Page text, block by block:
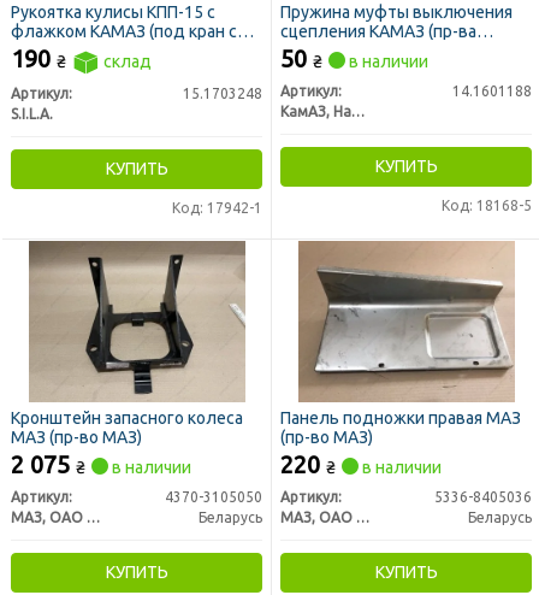
Рукоятка кулисы КПП-15 с
флажком КАМАЗ (под кран с
тросом)
190 ₴ склад
Артикул:
15.1703248
S.I.L.A.
КУПИТЬ
Код: 17942-1
Пружина муфты выключения
сцепления КАМАЗ (пр-ва
КАМАЗ)
50 ₴ в наличии
Артикул:
14.1601188
КамАЗ, Набережные Челны
КУПИТЬ
Код: 18168-5
Кронштейн запасного колеса
МАЗ (пр-во МАЗ)
2 075 ₴ в наличии
Артикул:
4370-3105050
МАЗ, ОАО «Минский автомобильный завод»
Беларусь
КУПИТЬ
Панель подножки правая МАЗ
(пр-во МАЗ)
220 ₴ в наличии
Артикул:
5336-8405036
МАЗ, ОАО «Минский автомобильный завод»
Беларусь
КУПИТЬ